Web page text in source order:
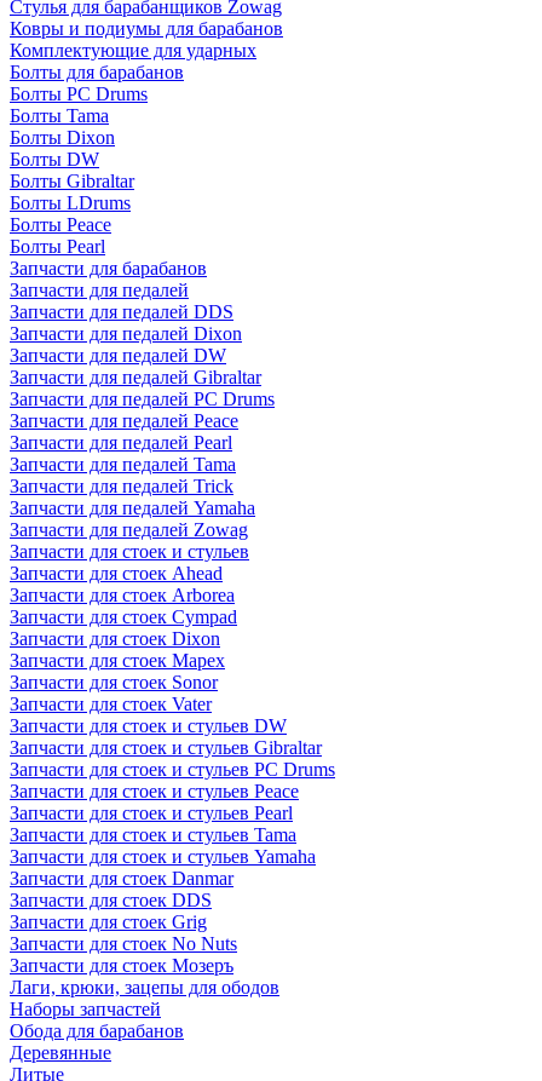
Стулья для барабанщиков Zowag
Ковры и подиумы для барабанов
Комплектующие для ударных
Болты для барабанов
Болты PC Drums
Болты Tama
Болты Dixon
Болты DW
Болты Gibraltar
Болты LDrums
Болты Peace
Болты Pearl
Запчасти для барабанов
Запчасти для педалей
Запчасти для педалей DDS
Запчасти для педалей Dixon
Запчасти для педалей DW
Запчасти для педалей Gibraltar
Запчасти для педалей PC Drums
Запчасти для педалей Peace
Запчасти для педалей Pearl
Запчасти для педалей Tama
Запчасти для педалей Trick
Запчасти для педалей Yamaha
Запчасти для педалей Zowag
Запчасти для стоек и стульев
Запчасти для стоек Ahead
Запчасти для стоек Arborea
Запчасти для стоек Cympad
Запчасти для стоек Dixon
Запчасти для стоек Mapex
Запчасти для стоек Sonor
Запчасти для стоек Vater
Запчасти для стоек и стульев DW
Запчасти для стоек и стульев Gibraltar
Запчасти для стоек и стульев PC Drums
Запчасти для стоек и стульев Peace
Запчасти для стоек и стульев Pearl
Запчасти для стоек и стульев Tama
Запчасти для стоек и стульев Yamaha
Запчасти для стоек Danmar
Запчасти для стоек DDS
Запчасти для стоек Grig
Запчасти для стоек No Nuts
Запчасти для стоек Мозеръ
Лаги, крюки, зацепы для ободов
Наборы запчастей
Обода для барабанов
Деревянные
Литые